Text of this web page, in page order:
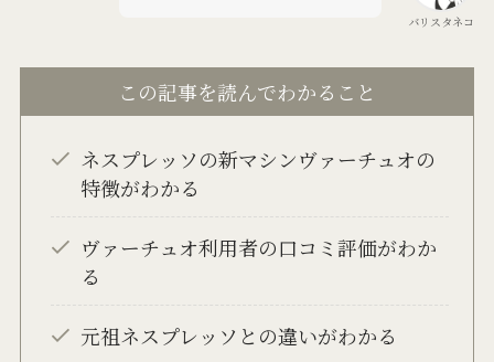
バリスタネコ
この記事を読んでわかること
ネスプレッソの新マシンヴァーチュオの
特徴がわかる
ヴァーチュオ利用者の口コミ評価がわか
る
元祖ネスプレッソとの違いがわかる